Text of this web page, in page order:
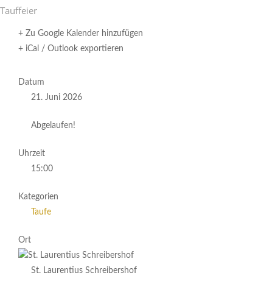
Tauf­feier
+ Zu Google Kalender hinzufügen
+ iCal / Outlook exportieren
Datum
21. Juni 2026
Abgelaufen!
Uhrzeit
15:00
Kategorien
Taufe
Ort
St. Laurentius Schreibershof